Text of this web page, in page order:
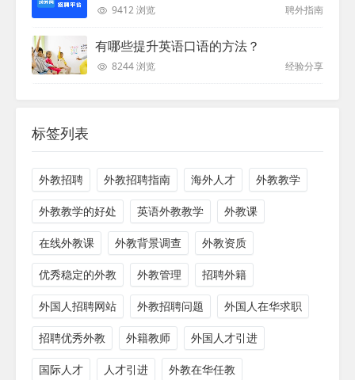
9412 浏览 聘外指南
有哪些提升英语口语的方法？
8244 浏览 经验分享
标签列表
外教招聘 外教招聘指南 海外人才 外教教学
外教教学的好处 英语外教教学 外教课
在线外教课 外教背景调查 外教资质
优秀稳定的外教 外教管理 招聘外籍
外国人招聘网站 外教招聘问题 外国人在华求职
招聘优秀外教 外籍教师 外国人才引进
国际人才 人才引进 外教在华任教